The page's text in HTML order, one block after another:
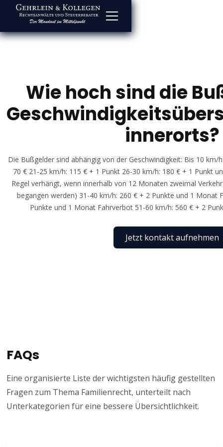
Wie hoch sind die
innerorts?
Die Bußgelder sind abhängig von der Geschwindigkeit: Bis 10 km/
70 € 21-25 km/h: 115 € + 1 Punkt 26-30 km/h: 180 € + 1 Punkt
Regel verhängt, wenn innerhalb von 12 Monaten zweimal
begangen werden) 31-40 km/h: 260 € + 2 Punkte und 1 Monat
Punkte und 1 Monat Fahrverbot 51-60 km/h: 560 € + 2
Jetzt kontakt aufnehmen
FAQs
Eine organisierte Liste der wichtigsten häufig gestellten
Fragen zum Thema Familienrecht, unterteilt nach
Unterkategorien für eine bessere Übersichtlichkeit.